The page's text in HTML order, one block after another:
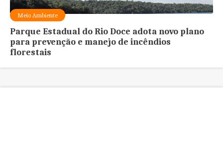
Meio Ambiente
Parque Estadual do Rio Doce adota novo plano
para prevenção e manejo de incêndios
florestais